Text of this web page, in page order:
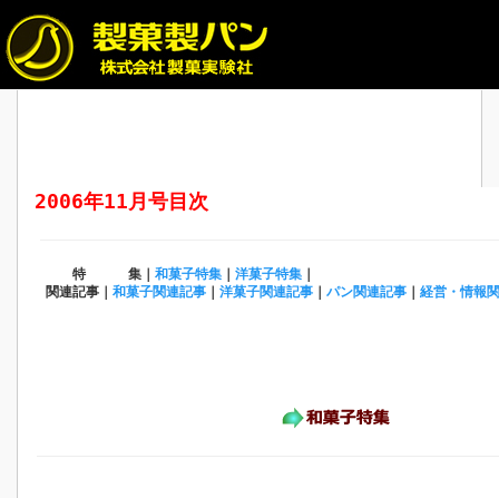
2006年11月号目次
特 集｜ 和菓子特集｜ 洋菓子特集｜
関連記事｜ 和菓子関連記事｜ 洋菓子関連記事｜ パン関連記事｜ 経営・情報